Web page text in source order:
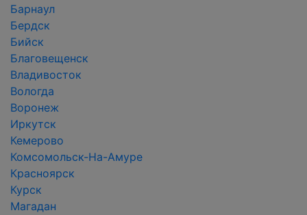
Барнаул
Бердск
Бийск
Благовещенск
Владивосток
Вологда
Воронеж
Иркутск
Кемерово
Комсомольск-На-Амуре
Красноярск
Курск
Магадан